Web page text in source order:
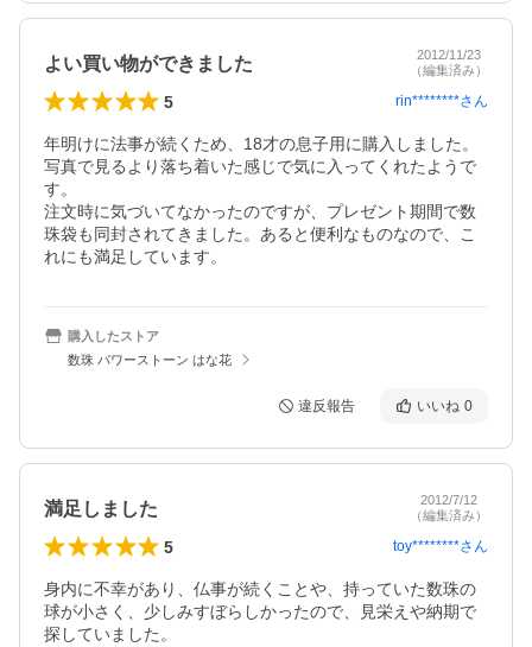
よい買い物ができました
2012/11/23
（編集済み）
5 rin********さん
年明けに法事が続くため、18才の息子用に購入しました。
写真で見るより落ち着いた感じで気に入ってくれたようで
す。
注文時に気づいてなかったのですが、プレゼント期間で数
珠袋も同封されてきました。あると便利なものなので、こ
れにも満足しています。
購入したストア
数珠 パワーストーン はな花
違反報告 いいね 0
満足しました
2012/7/12
（編集済み）
5 toy********さん
身内に不幸があり、仏事が続くことや、持っていた数珠の
球が小さく、少しみすぼらしかったので、見栄えや納期で
探していました。